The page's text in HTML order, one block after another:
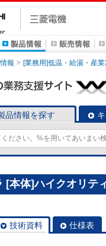
報 [業務用]低温・給湯・産
品情報を探す
[本体]ハイクオリテ
技術資料 仕様表